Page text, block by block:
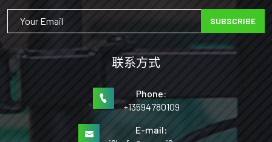
SUBSCRIBE
联系方式
Phone:
+13594780109
E-mail: